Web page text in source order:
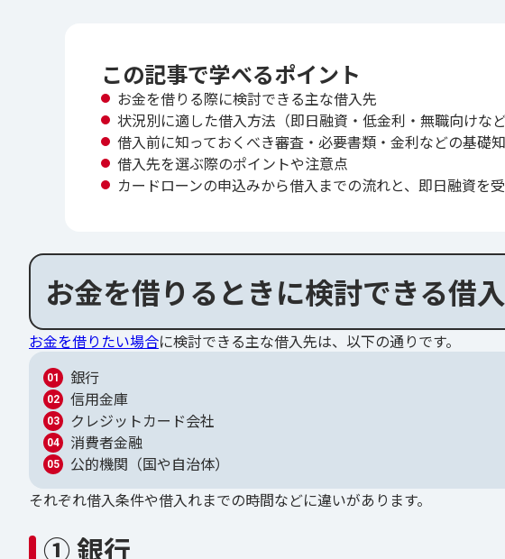
この記事で学べるポイント
お金を借りる際に検討できる主な借入先
状況別に適した借入方法（即日融資・低金利・無職向けなど
借入前に知っておくべき審査・必要書類・金利などの基礎
借入先を選ぶ際のポイントや注意点
カードローンの申込みから借入までの流れと、即日融資を
お金を借りるときに検討できる借
お金を借りたい場合に検討できる主な借入先は、以下の通りです。
銀行
信用金庫
クレジットカード会社
消費者金融
公的機関（国や自治体）
それぞれ借入条件や借入れまでの時間などに違いがあります。
① 銀行